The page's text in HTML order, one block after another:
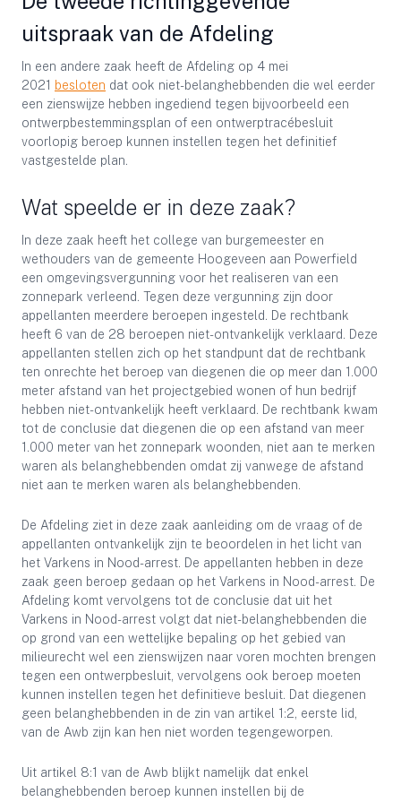
uitspraak van de Afdeling
In een andere zaak heeft de Afdeling op 4 mei
2021 besloten dat ook niet-belanghebbenden die wel eerder
een zienswijze hebben ingediend tegen bijvoorbeeld een
ontwerpbestemmingsplan of een ontwerptracébesluit
voorlopig beroep kunnen instellen tegen het definitief
vastgestelde plan.
Wat speelde er in deze zaak?
In deze zaak heeft het college van burgemeester en
wethouders van de gemeente Hoogeveen aan Powerfield
een omgevingsvergunning voor het realiseren van een
zonnepark verleend. Tegen deze vergunning zijn door
appellanten meerdere beroepen ingesteld. De rechtbank
heeft 6 van de 28 beroepen niet-ontvankelijk verklaard. Deze
appellanten stellen zich op het standpunt dat de rechtbank
ten onrechte het beroep van diegenen die op meer dan 1.000
meter afstand van het projectgebied wonen of hun bedrijf
hebben niet-ontvankelijk heeft verklaard. De rechtbank kwam
tot de conclusie dat diegenen die op een afstand van meer
1.000 meter van het zonnepark woonden, niet aan te merken
waren als belanghebbenden omdat zij vanwege de afstand
niet aan te merken waren als belanghebbenden.
De Afdeling ziet in deze zaak aanleiding om de vraag of de
appellanten ontvankelijk zijn te beoordelen in het licht van
het Varkens in Nood-arrest. De appellanten hebben in deze
zaak geen beroep gedaan op het Varkens in Nood-arrest. De
Afdeling komt vervolgens tot de conclusie dat uit het
Varkens in Nood-arrest volgt dat niet-belanghebbenden die
op grond van een wettelijke bepaling op het gebied van
milieurecht wel een zienswijzen naar voren mochten brengen
tegen een ontwerpbesluit, vervolgens ook beroep moeten
kunnen instellen tegen het definitieve besluit. Dat diegenen
geen belanghebbenden in de zin van artikel 1:2, eerste lid,
van de Awb zijn kan hen niet worden tegengeworpen.
Uit artikel 8:1 van de Awb blijkt namelijk dat enkel
belanghebbenden beroep kunnen instellen bij de